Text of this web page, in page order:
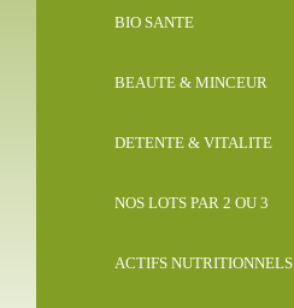
BIO SANTE
BEAUTE & MINCEUR
DETENTE & VITALITE
NOS LOTS PAR 2 OU 3
ACTIFS NUTRITIONNELS